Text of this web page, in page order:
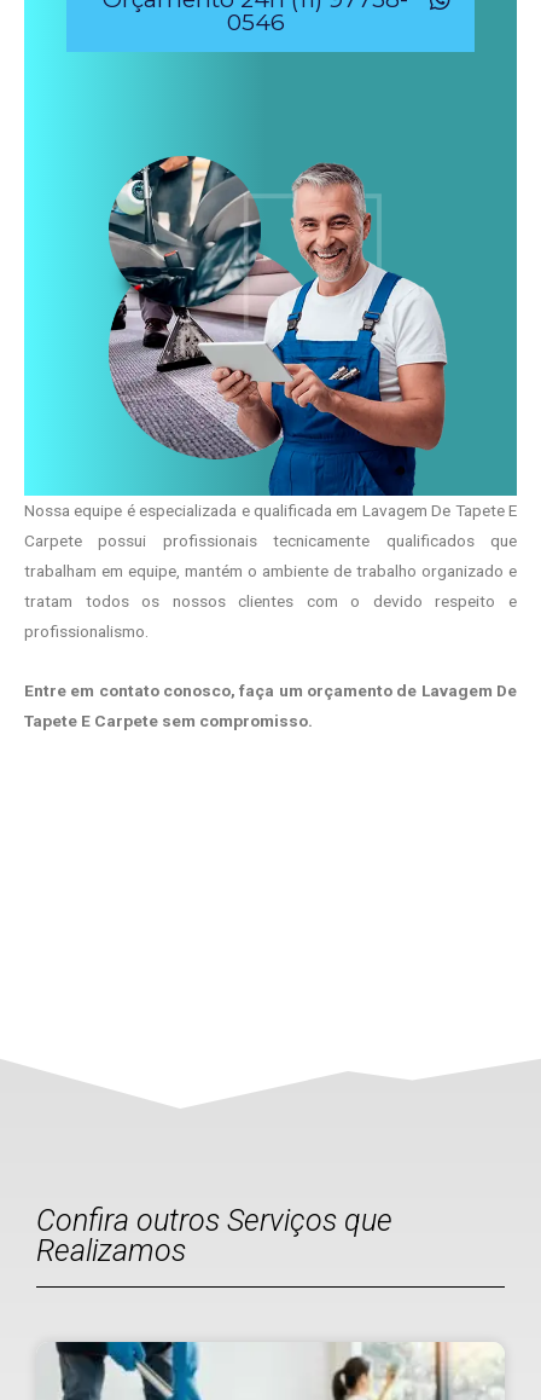
0546
Nossa equipe é especializada e qualificada em Lavagem De Tapete E
Carpete possui profissionais tecnicamente qualificados que
trabalham em equipe, mantém o ambiente de trabalho organizado e
tratam todos os nossos clientes com o devido respeito e
profissionalismo.
Entre em contato conosco, faça um orçamento de Lavagem De
Tapete E Carpete sem compromisso.
Confira outros Serviços que
Realizamos